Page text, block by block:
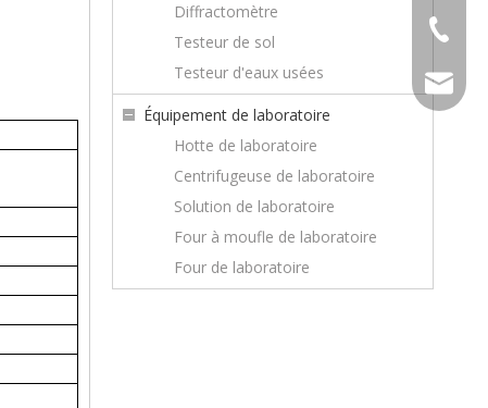
Diffractomètre
Testeur de sol
Testeur d'eaux usées
Équipement de laboratoire
Hotte de laboratoire
Centrifugeuse de laboratoire
Solution de laboratoire
Four à moufle de laboratoire
Four de laboratoire
Wechat
+86-